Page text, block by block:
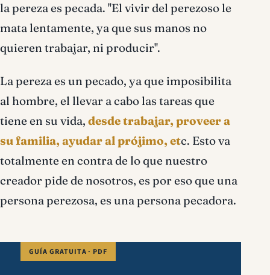
la pereza es pecada. ''El vivir del perezoso le
mata lentamente, ya que sus manos no
quieren trabajar, ni producir''.
La pereza es un pecado, ya que imposibilita
al hombre, el llevar a cabo las tareas que
tiene en su vida, desde trabajar, proveer a
su familia, ayudar al prójimo, etc. Esto va
totalmente en contra de lo que nuestro
creador pide de nosotros, es por eso que una
persona perezosa, es una persona pecadora.
GUÍA GRATUITA · PDF